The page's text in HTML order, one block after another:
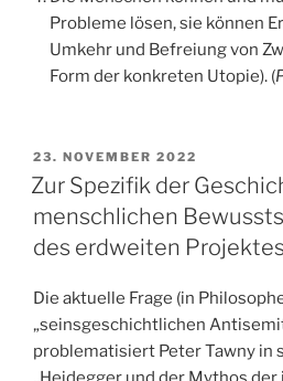
Probleme lösen, sie können
Umkehr und Befreiung von
Form der konkreten Utopie). (
VERÖFFENTLICHT
AM
23. NOVEMBER 2022
Zur Spezifik der
menschlichen
des erdweiten
Die aktuelle Frage (in
„seinsgeschichtlichen
problematisiert Peter Tawny in